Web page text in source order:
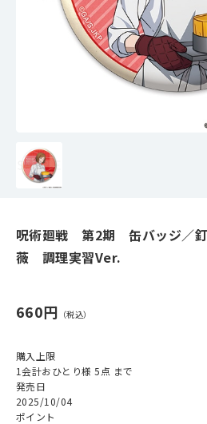
呪術廻戦 第2期 缶バッジ／
薇 調理実習Ver.
660円
購入上限
1会計おひとり様 5点 まで
発売日
2025/10/04
ポイント